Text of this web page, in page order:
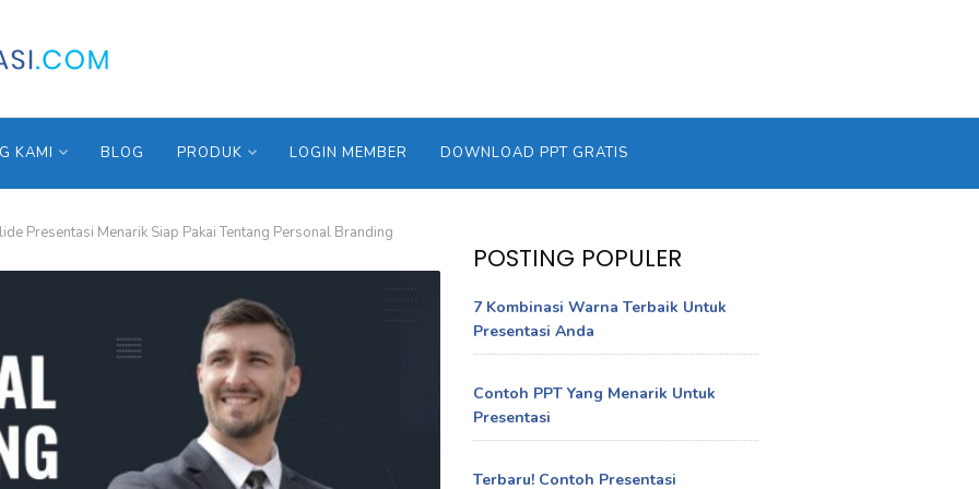
KAMI BLOG PRODUK LOGIN MEMBER DOWNLOAD PPT GRATIS
Presentasi Menarik Siap Pakai Tentang Personal Branding
POSTING POPULER
7 Kombinasi Warna Terbaik Untuk
Presentasi Anda
Contoh PPT Yang Menarik Untuk
Presentasi
Terbaru! Contoh Presentasi